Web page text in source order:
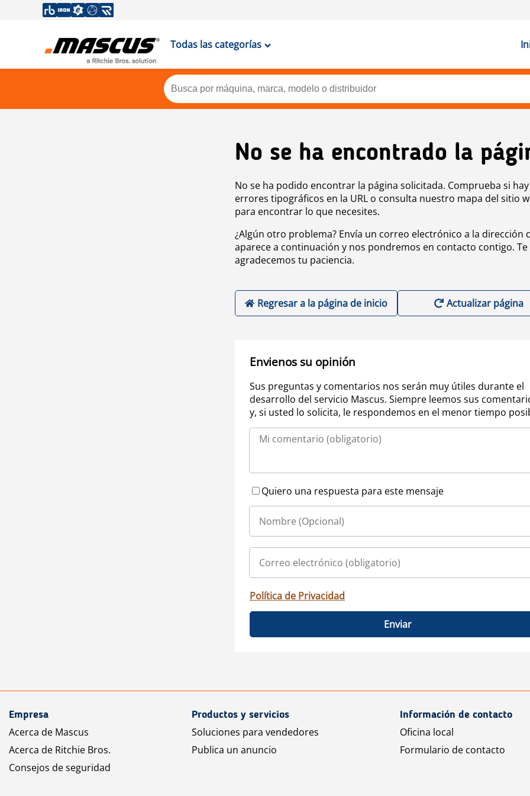
Todas las categorías
No se ha encontrado la
No se ha podido encontrar la página solicitada. Comprueba si hay
errores tipográficos en la URL o consulta nuestro mapa del sitio
para encontrar lo que necesites.
¿Algún otro problema? Envía un correo electrónico a la dirección
aparece a continuación y nos pondremos en contacto contigo. Te
agradecemos tu paciencia.
Regresar a la página de inicio Actualizar página
Envienos su opinión
Sus preguntas y comentarios nos serán muy útiles durante el
desarrollo del servicio Mascus. Siempre leemos sus
y, si usted lo solicita, le respondemos en el menor tiempo
Quiero una respuesta para este mensaje
Política de Privacidad
Enviar
Empresa
Acerca de Mascus
Acerca de Ritchie Bros.
Consejos de seguridad
Productos y servicios
Soluciones para vendedores
Publica un anuncio
Información de contacto
Oficina local
Formulario de contacto